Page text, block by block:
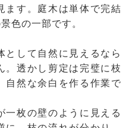
ます。庭木は単体で完結
色の一部です。
として自然に見えるなら
。透かし剪定は完璧に枝
自然な余白を作る作業で
一枚の壁のように見える